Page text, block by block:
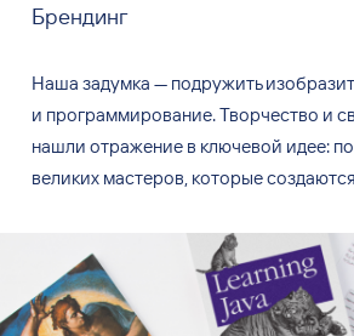
Брендинг
Наша задумка — подружить
и программирование. Творчество и
нашли отражение в ключевой идее:
великих мастеров, которые